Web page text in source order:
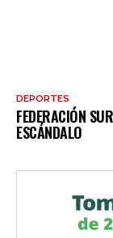
DEPORTES
FEDERACIÓN
ESCÁNDALO